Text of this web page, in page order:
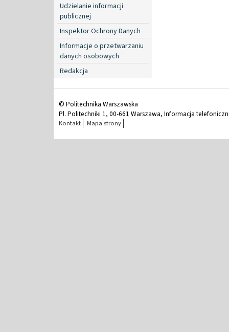
Udzielanie informacji
publicznej
Inspektor Ochrony Danych
Informacje o przetwarzaniu
danych osobowych
Redakcja
© Politechnika Warszawska
Pl. Politechniki 1, 00-661 Warszawa, Informacja
Kontakt Mapa strony